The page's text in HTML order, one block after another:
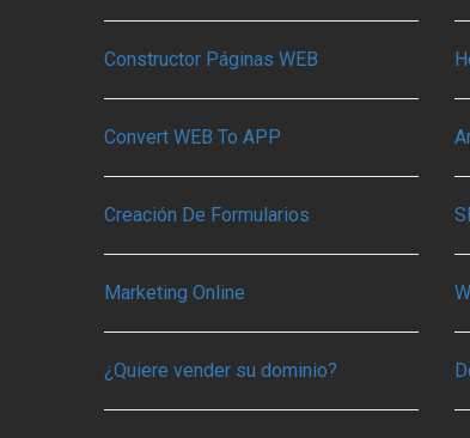
Constructor Páginas WEB
Convert WEB To APP
Creación De Formularios
Marketing Online
¿Quiere vender su dominio?